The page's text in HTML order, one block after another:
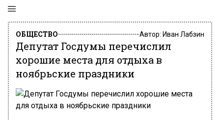
ОБЩЕСТВО Автор: Иван Лабзин
Депутат Госдумы перечислил
хорошие места для отдыха в
ноябрьские праздники